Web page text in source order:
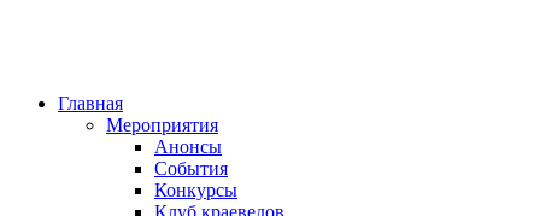
Главная
Мероприятия
Анонсы
События
Конкурсы
Клуб краеведов